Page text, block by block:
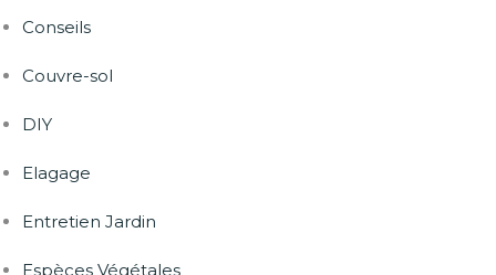
Conseils
Couvre-sol
DIY
Elagage
Entretien Jardin
Espèces Végétales